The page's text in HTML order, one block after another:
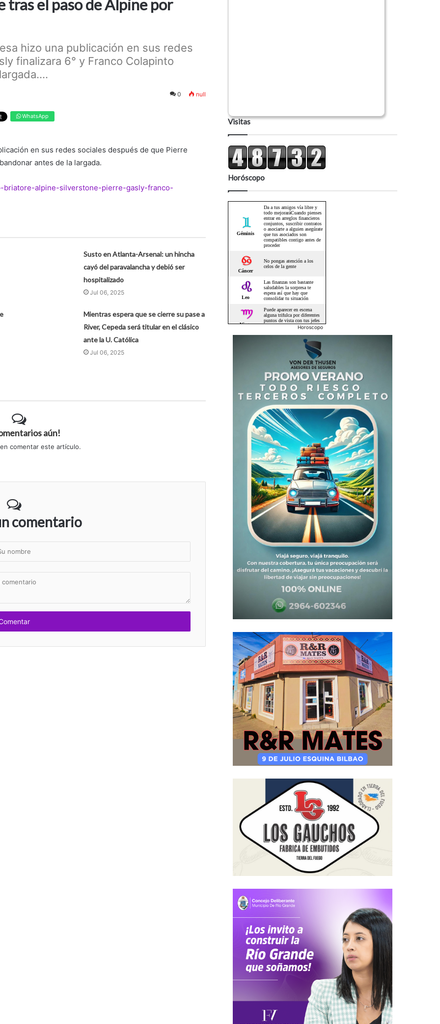
tras el paso de Alpine por
hizo una publicación en sus redes
finalizara 6° y Franco Colapinto
0 null
WhatsApp
en sus redes sociales después de que Pierre
antes de la largada.
briatore-alpine-silverstone-pierre-gasly-franco-
Susto en Atlanta-Arsenal: un hincha
cayó del paravalancha y debió ser
hospitalizado
Jul 06, 2025
Mientras espera que se cierre su pase a
River, Cepeda será titular en el clásico
ante la U. Católica
Jul 06, 2025
aún!
comentar este artículo.
comentario
Visitas
Horóscopo
Horoscopo